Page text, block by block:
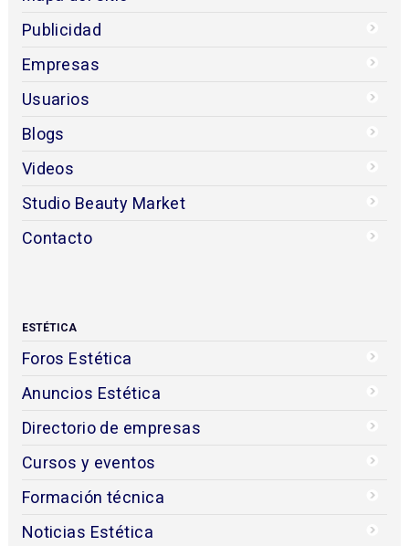
Publicidad
Empresas
Usuarios
Blogs
Videos
Studio Beauty Market
Contacto
ESTÉTICA
Foros Estética
Anuncios Estética
Directorio de empresas
Cursos y eventos
Formación técnica
Noticias Estética